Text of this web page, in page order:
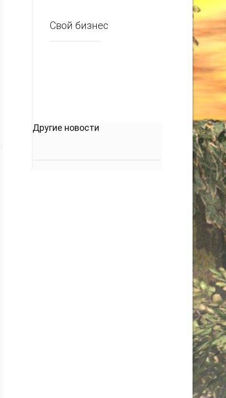
-- Лучшее, что можно сделать с хорошим
никогда не бывает полезен никому, кроме того,
Свой бизнес
Другие новости